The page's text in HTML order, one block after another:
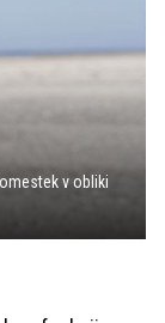
v obliki